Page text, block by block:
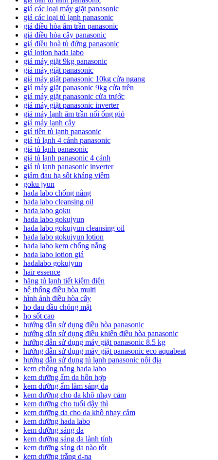
giá các loại máy giặt panasonic
giá các loại tủ lạnh panasonic
giá điều hòa âm trần panasonic
giá điều hòa cây panasonic
giá điều hoà tủ đứng panasonic
giá lotion hada labo
giá máy giặt 9kg panasonic
giá máy giặt panasonic
giá máy giặt panasonic 10kg cửa ngang
giá máy giặt panasonic 9kg cửa trên
giá máy giặt panasonic cửa trước
giá máy giặt panasonic inverter
giá máy lạnh âm trần nối ống gió
giá máy lạnh cây
giá tiền tủ lạnh panasonic
giá tủ lạnh 4 cánh panasonic
giá tủ lạnh panasonic
giá tủ lạnh panasonic 4 cánh
giá tủ lạnh panasonic inverter
giảm đau hạ sốt kháng viêm
goku jyun
hada labo chống nắng
hada labo cleansing oil
hada labo goku
hada labo gokujyun
hada labo gokujyun cleansing oil
hada labo gokujyun lotion
hada labo kem chống nắng
hada labo lotion giá
hadalabo gokujyun
hair essence
hãng tủ lạnh tiết kiệm điện
hệ thống điều hòa multi
hình ảnh điều hòa cây
ho đau đầu chóng mặt
ho sốt cao
hướng dẫn sử dụng điều hòa panasonic
hướng dẫn sử dụng điều khiển điều hòa panasonic
hướng dẫn sử dụng máy giặt panasonic 8.5 kg
hướng dẫn sử dụng máy giặt panasonic eco aquabeat
hướng dẫn sử dụng tủ lạnh panasonic nội địa
kem chống nắng hada labo
kem dưỡng ẩm da hỗn hợp
kem dưỡng ẩm làm sáng da
kem dưỡng cho da khô nhạy cảm
kem dưỡng cho tuổi dậy thì
kem dưỡng da cho da khô nhạy cảm
kem dưỡng hada labo
kem dưỡng sáng da
kem dưỡng sáng da lành tính
kem dưỡng sáng da nào tốt
kem dưỡng trắng d-na